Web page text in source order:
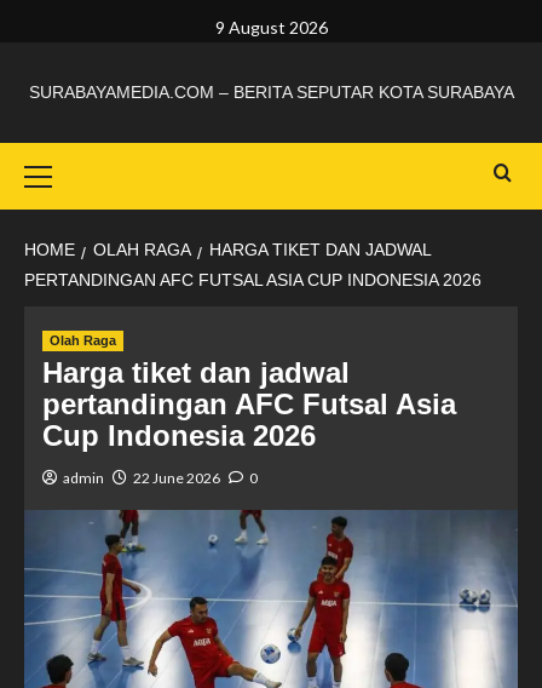
9 August 2026
SURABAYAMEDIA.COM – BERITA SEPUTAR KOTA SURABAYA
HOME OLAH RAGA
HARGA TIKET DAN JADWAL
PERTANDINGAN AFC FUTSAL ASIA CUP INDONESIA 2026
Olah Raga
Harga tiket dan jadwal
pertandingan AFC Futsal Asia
Cup Indonesia 2026
admin 22 June 2026 0